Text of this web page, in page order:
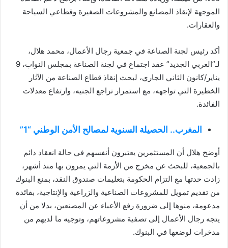
الموجهة لإنقاذ المصانع والمشروعات الصغيرة وقطاعي السياحة
والعقارات.
أكد رئيس لجنة الصناعة في جمعية رجال الأعمال، محمد هلال،
لـ”العربي الجديد” عقد اجتماع في لجنة الصناعة بمجلس النواب، 9
يناير/كانون الثاني الجاري، لبحث إنقاذ قطاع الصناعة من الآثار
الخطيرة التي تواجهه، مع استمرار تراجع الجنيه، وارتفاع معدلات
الفائدة.
المغرب.. الحصيلة السنوية لمصالح الأمن الوطني “1”
أوضح هلال أن المستثمرين يعتبرون أنفسهم في حالة انعقاد دائم
بالجمعية، للبحث عن مخرج من الأزمة التي يمرون بها منذ أشهر،
زادت حدتها مع التزام الحكومة بتعليمات صندوق النقد، بمنع البنوك
من تقديم تمويل للمشروعات الصناعية والزراعية والإنتاجية، بفائدة
مدعومة، منوها إلى ضرورة رفع الأعباء عن المصنعين، بدلا من أن
يتجه رجال الأعمال إلى تصفية مشروعاتهم، وتوجيه ما لديهم من
مدخرات لوضعها في البنوك.